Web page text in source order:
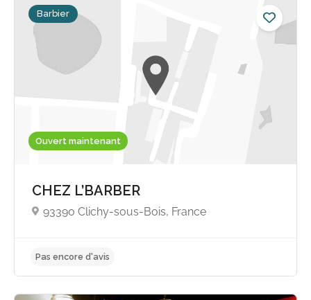
Ouvert maintenant
Barbier
CHEZ L’BARBER
93390 Clichy-sous-Bois, France